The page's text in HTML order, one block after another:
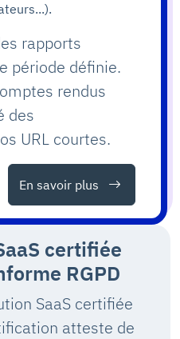
rapports
période définie.
rendus
des
URL courtes.
En savoir plus
certifiée
RGPD
SaaS certifiée
atteste de